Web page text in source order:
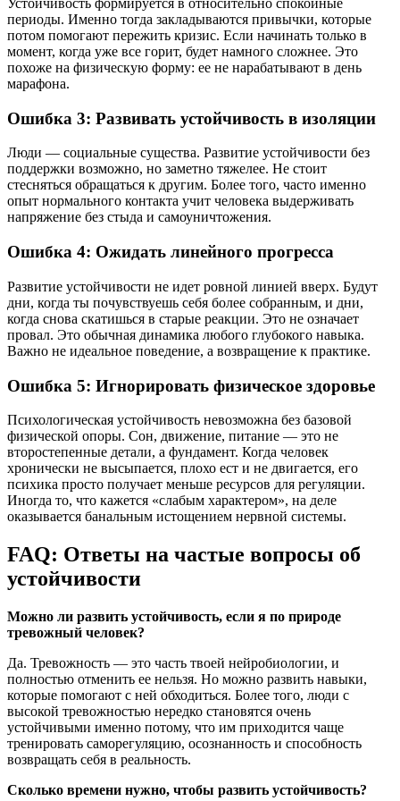
Устойчивость формируется в относительно спокойные
периоды. Именно тогда закладываются привычки, которые
потом помогают пережить кризис. Если начинать только в
момент, когда уже все горит, будет намного сложнее. Это
похоже на физическую форму: ее не нарабатывают в день
марафона.
Ошибка 3: Развивать устойчивость в изоляции
Люди — социальные существа. Развитие устойчивости без
поддержки возможно, но заметно тяжелее. Не стоит
стесняться обращаться к другим. Более того, часто именно
опыт нормального контакта учит человека выдерживать
напряжение без стыда и самоуничтожения.
Ошибка 4: Ожидать линейного прогресса
Развитие устойчивости не идет ровной линией вверх. Будут
дни, когда ты почувствуешь себя более собранным, и дни,
когда снова скатишься в старые реакции. Это не означает
провал. Это обычная динамика любого глубокого навыка.
Важно не идеальное поведение, а возвращение к практике.
Ошибка 5: Игнорировать физическое здоровье
Психологическая устойчивость невозможна без базовой
физической опоры. Сон, движение, питание — это не
второстепенные детали, а фундамент. Когда человек
хронически не высыпается, плохо ест и не двигается, его
психика просто получает меньше ресурсов для регуляции.
Иногда то, что кажется «слабым характером», на деле
оказывается банальным истощением нервной системы.
FAQ: Ответы на частые вопросы об
устойчивости
Можно ли развить устойчивость, если я по природе
тревожный человек?
Да. Тревожность — это часть твоей нейробиологии, и
полностью отменить ее нельзя. Но можно развить навыки,
которые помогают с ней обходиться. Более того, люди с
высокой тревожностью нередко становятся очень
устойчивыми именно потому, что им приходится чаще
тренировать саморегуляцию, осознанность и способность
возвращать себя в реальность.
Сколько времени нужно, чтобы развить устойчивость?